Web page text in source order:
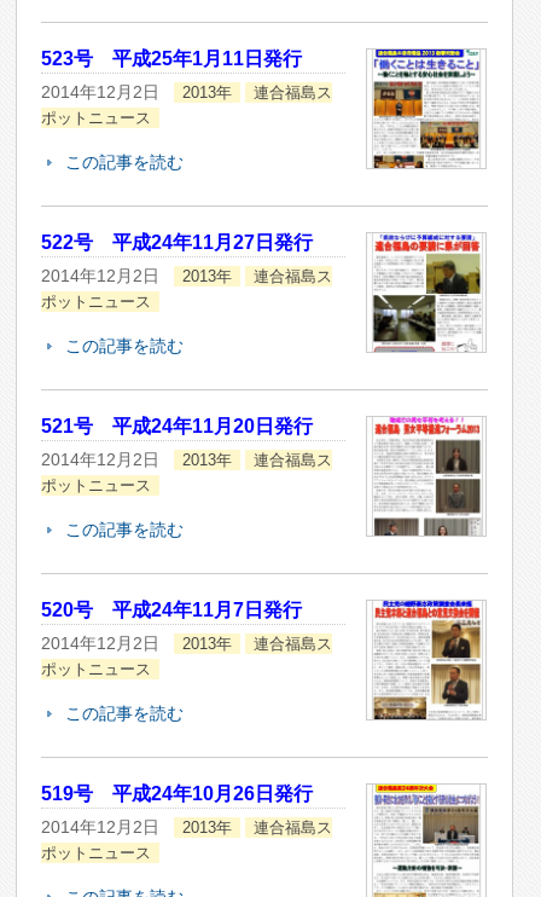
523号 平成25年1月11日発行
2014年12月2日 2013年
連合福島ス
ポットニュース
この記事を読む
522号 平成24年11月27日発行
2014年12月2日 2013年
連合福島ス
ポットニュース
この記事を読む
521号 平成24年11月20日発行
2014年12月2日 2013年
連合福島ス
ポットニュース
この記事を読む
520号 平成24年11月7日発行
2014年12月2日 2013年
連合福島ス
ポットニュース
この記事を読む
519号 平成24年10月26日発行
2014年12月2日 2013年
連合福島ス
ポットニュース